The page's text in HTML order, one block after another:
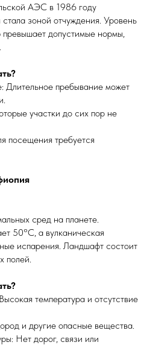
АЭС в 1986 году
зоной отчуждения. Уровень
допустимые нормы,
Длительное пребывание может
участки до сих пор не
посещения требуется
сред на планете.
50°C, а вулканическая
испарения. Ландшафт состоит
полей.
температура и отсутствие
и другие опасные вещества.
Нет дорог, связи или